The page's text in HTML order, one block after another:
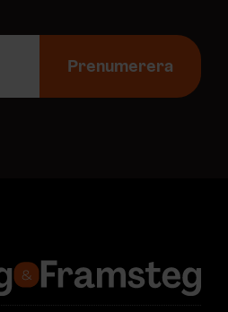
Prenumerera